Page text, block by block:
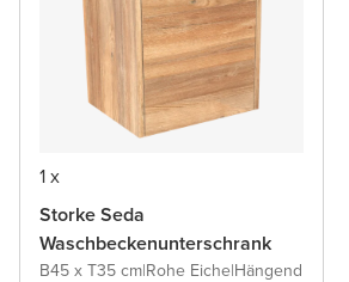
1 x
Storke Seda
Waschbeckenunterschrank
B45 x T35 cm|Rohe Eiche|Hängend